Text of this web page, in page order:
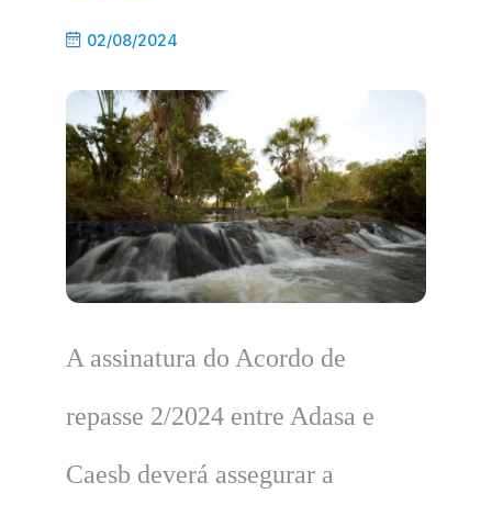
02/08/2024
A assinatura do Acordo de
repasse 2/2024 entre Adasa e
Caesb deverá assegurar a